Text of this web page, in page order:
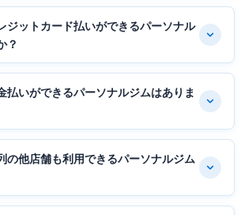
ジットカード払いができるパーソナル
？
払いができるパーソナルジムはありま
の他店舗も利用できるパーソナルジム